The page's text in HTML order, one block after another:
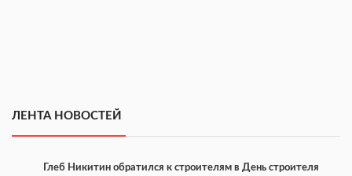
ЛЕНТА НОВОСТЕЙ
Глеб Никитин обратился к строителям в День строителя